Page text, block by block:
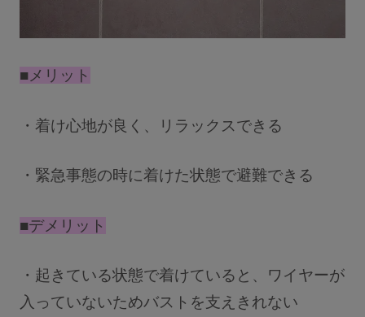
■メリット
・着け心地が良く、リラックスできる
・緊急事態の時に着けた状態で避難できる
■デメリット
・起きている状態で着けていると、ワイヤーが
入っていないためバストを支えきれない